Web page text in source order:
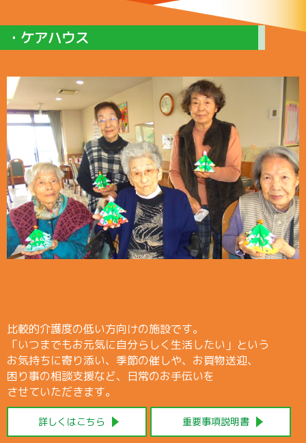
・ケアハウス
比較的介護度の低い方向けの施設です。
「いつまでもお元気に自分らしく生活したい」という
お気持ちに寄り添い、季節の催しや、お買物送迎、
困り事の相談支援など、日常のお手伝いを
させていただきます。
詳しくはこちら 重要事項説明書